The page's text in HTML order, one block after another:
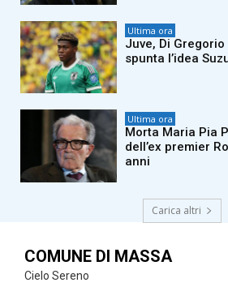
Ultima ora
Juve, Di
spunta l’idea
Ultima ora
Morta Maria Pia
dell’ex premier
anni
Carica altri
COMUNE DI MASSA
Cielo Sereno